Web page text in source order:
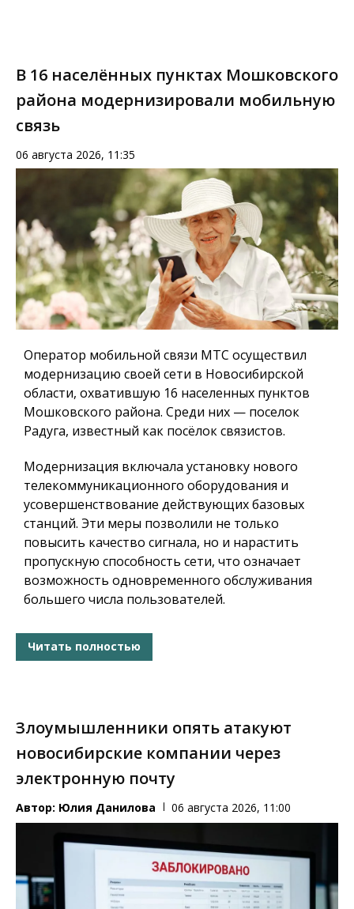
В 16 населённых пунктах Мошковского
района модернизировали мобильную
связь
06 августа 2026, 11:35
Оператор мобильной связи МТС осуществил
модернизацию своей сети в Новосибирской
области, охватившую 16 населенных пунктов
Мошковского района. Среди них — поселок
Радуга, известный как посёлок связистов.
Модернизация включала установку нового
телекоммуникационного оборудования и
усовершенствование действующих базовых
станций. Эти меры позволили не только
повысить качество сигнала, но и нарастить
пропускную способность сети, что означает
возможность одновременного обслуживания
большего числа пользователей.
Читать полностью
Злоумышленники опять атакуют
новосибирские компании через
электронную почту
Автор: Юлия Данилова 06 августа 2026, 11:00